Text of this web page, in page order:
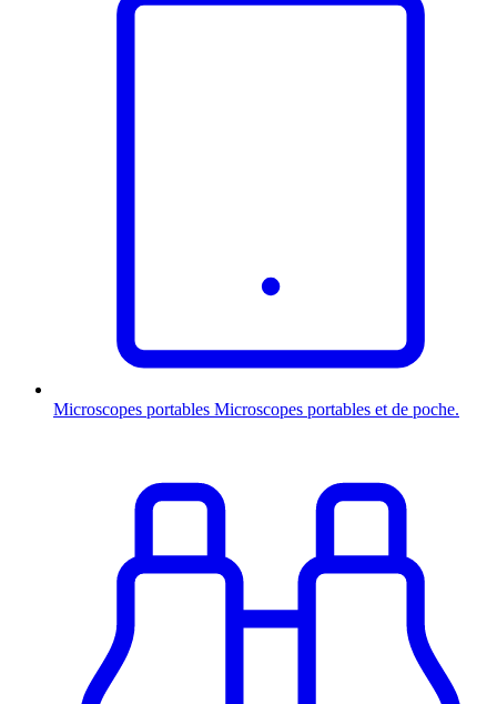
Microscopes portables Microscopes portables et de poche.